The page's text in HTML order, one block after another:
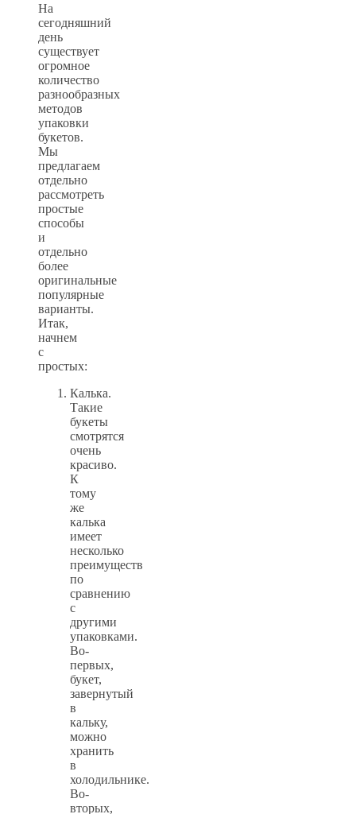
На
сегодняшний
день
существует
огромное
количество
разнообразных
методов
упаковки
букетов.
Мы
предлагаем
отдельно
рассмотреть
простые
способы
и
отдельно
более
оригинальные
популярные
варианты.
Итак,
начнем
с
простых:
Калька.
Такие
букеты
смотрятся
очень
красиво.
К
тому
же
калька
имеет
несколько
преимуществ
по
сравнению
с
другими
упаковками.
Во-
первых,
букет,
завернутый
в
кальку,
можно
хранить
в
холодильнике.
Во-
вторых,